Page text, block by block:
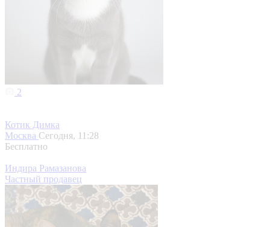
2
Котик Димка
Москва Сегодня, 11:28
Бесплатно
Индира Рамазанова
Частный продавец